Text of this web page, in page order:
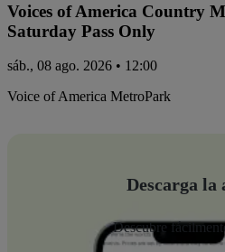
Voices of America Country
Saturday Pass Only
sáb., 08 ago. 2026 • 12:00
Voice of America MetroPark
Descarga la
Descubre